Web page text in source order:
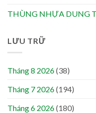
THÙNG NHỰA DUNG
LƯU TRỮ
Tháng 8 2026(38)
Tháng 7 2026(194)
Tháng 6 2026(180)